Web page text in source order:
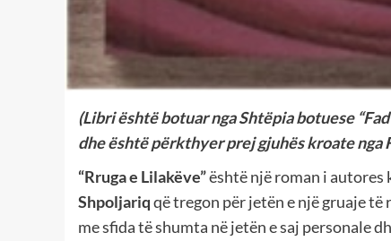
(Libri është botuar nga Shtëpia botuese
dhe është përkthyer prej gjuhës kroate nga
“Rruga e Lilakëve”është një roman i autores
Shpoljariqqë tregon për jetën e një gruaje të
me sfida të shumta në jetën e saj personale